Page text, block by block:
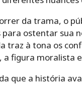
da trama, o
para ostentar sua
traz à tona os
a figura moralista
que a história